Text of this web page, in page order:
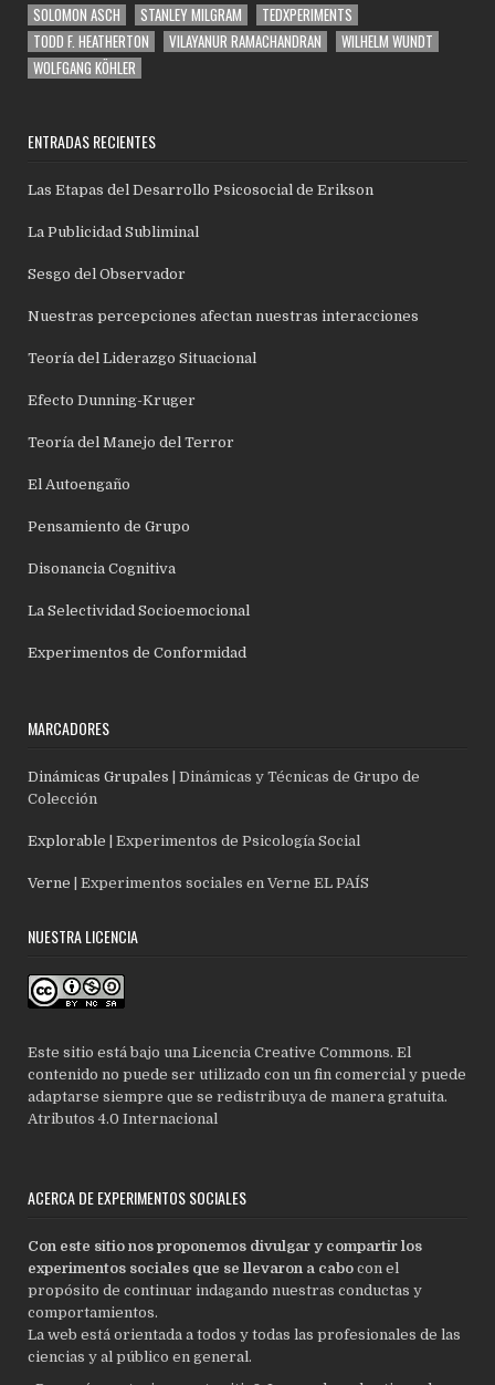
SOLOMON ASCH
STANLEY MILGRAM
TEDXPERIMENTS
TODD F. HEATHERTON
VILAYANUR RAMACHANDRAN
WILHELM WUNDT
WOLFGANG KÖHLER
ENTRADAS RECIENTES
Las Etapas del Desarrollo Psicosocial de Erikson
La Publicidad Subliminal
Sesgo del Observador
Nuestras percepciones afectan nuestras interacciones
Teoría del Liderazgo Situacional
Efecto Dunning-Kruger
Teoría del Manejo del Terror
El Autoengaño
Pensamiento de Grupo
Disonancia Cognitiva
La Selectividad Socioemocional
Experimentos de Conformidad
MARCADORES
Dinámicas Grupales | Dinámicas y Técnicas de Grupo de
Colección
Explorable | Experimentos de Psicología Social
Verne | Experimentos sociales en Verne EL PAÍS
NUESTRA LICENCIA
Este sitio está bajo una Licencia Creative Commons. El
contenido no puede ser utilizado con un fin comercial y puede
adaptarse siempre que se redistribuya de manera gratuita.
Atributos 4.0 Internacional
ACERCA DE EXPERIMENTOS SOCIALES
Con este sitio nos proponemos divulgar y compartir los
experimentos sociales que se llevaron a cabo con el
propósito de continuar indagando nuestras conductas y
comportamientos.
La web está orientada a todos y todas las profesionales de las
ciencias y al público en general.